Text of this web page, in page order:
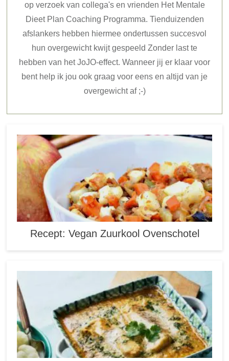
op verzoek van collega's en vrienden Het Mentale
Dieet Plan Coaching Programma. Tienduizenden
afslankers hebben hiermee ondertussen succesvol
hun overgewicht kwijt gespeeld Zonder last te
hebben van het JoJO-effect. Wanneer jij er klaar voor
bent help ik jou ook graag voor eens en altijd van je
overgewicht af ;-)
Recept: Vegan Zuurkool Ovenschotel